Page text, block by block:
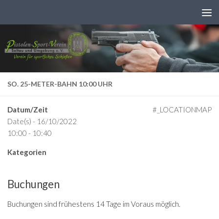
SO. 25-METER-BAHN 10:00 UHR
#_LOCATIONMAP
Datum/Zeit
Date(s) - 16/10/2022
10:00 - 10:40
Kategorien
Buchungen
Buchungen sind frühestens 14 Tage im Voraus möglich.